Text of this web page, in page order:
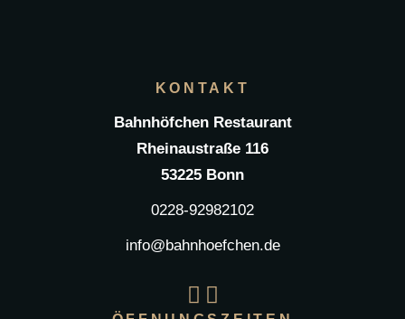
KONTAKT
Bahnhöfchen Restaurant
Rheinaustraße 116
53225 Bonn
0228-92982102
info@bahnhoefchen.de